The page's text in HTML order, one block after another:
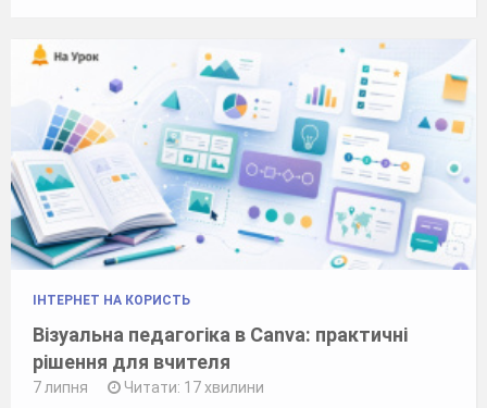
ІНТЕРНЕТ НА КОРИСТЬ
Візуальна педагогіка в Canva: практичні
рішення для вчителя
7 липня Читати: 17 хвилини